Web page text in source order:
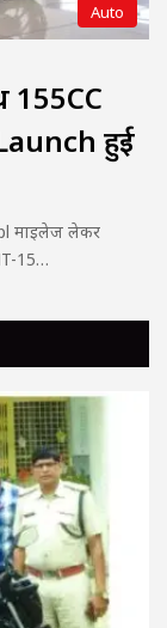
Auto
155CC
हुई
माइलेज लेकर
15…